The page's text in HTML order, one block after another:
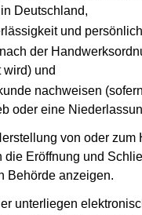
Deutschland,
und
der
wird) und
nachweisen
oder eine
von oder
die Eröffnung und
Behörde anzeigen.
unterliegen